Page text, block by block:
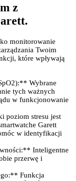
z
monitorowanie
Twoim
które wpływają
Wybrane
tych ważnych
w funkcjonowanie
poziom stresu jest
Garett
w identyfikacji
Inteligentne
przerwę i
Funkcja